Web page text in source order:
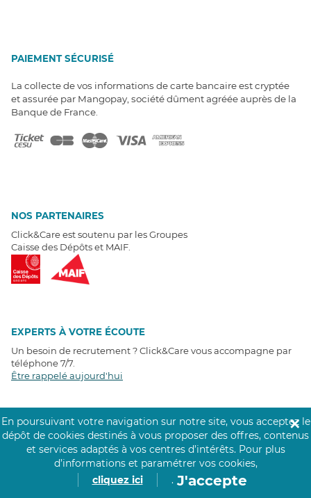
PAIEMENT SÉCURISÉ
La collecte de vos informations de carte bancaire est cryptée
et assurée par Mangopay, société dûment agréée auprès de la
Banque de France.
NOS PARTENAIRES
Click&Care est soutenu par les Groupes
Caisse des Dépôts et MAIF.
EXPERTS À VOTRE ÉCOUTE
Un besoin de recrutement ? Click&Care vous accompagne par
téléphone 7/7
Être rappelé aujourd'hui
4,6/5
Avis clients
récoltés sur
Google
En poursuivant votre navigation sur notre site, vous acceptez le
dépôt de cookies destinés à vous proposer des offres, contenus
et services adaptés à vos centres d’intérêts. Pour plus
d’informations et paramétrer vos cookies,
cliquez ici
. J'accepte
✕